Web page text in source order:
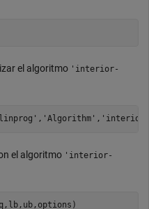
el algoritmo 'interior-
, 'Algorithm' ,
el algoritmo 'interior-